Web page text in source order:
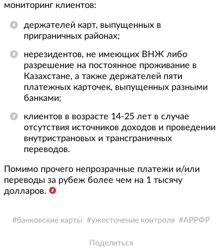
мониторинг клиентов:
держателей карт, выпущенных в
приграничных районах;
нерезидентов, не имеющих ВНЖ либо
разрешение на постоянное проживание в
Казахстане, а также держателей пяти
платежных карточек, выпущенных разными
банками;
клиентов в возрасте 14-25 лет в случае
отсутствия источников доходов и проведении
внутристрановых и трансграничных
переводов.
Помимо прочего непрозрачные платежи и/или
переводы за рубеж более чем на 1 тысячу
долларов.
банковские карты ужесточение контроля АРРФР
Поделиться